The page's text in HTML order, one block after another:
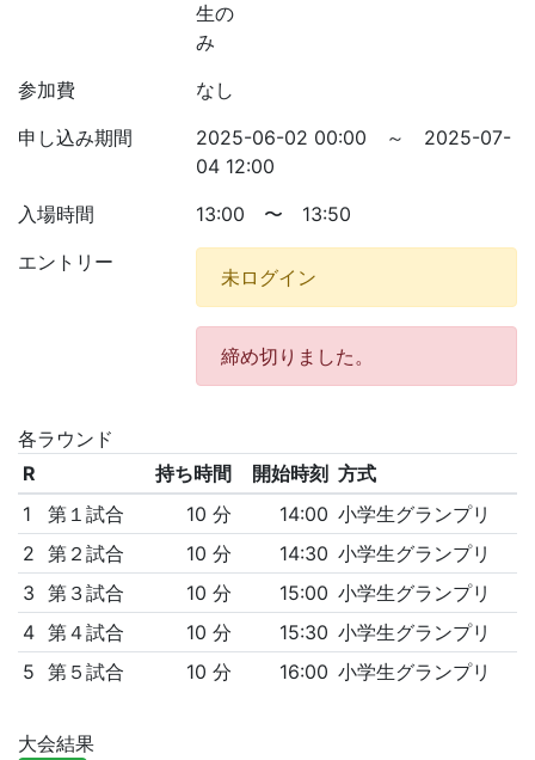
生の
み
参加費
なし
申し込み期間
2025-06-02 00:00 ～ 2025-07-
04 12:00
入場時間
13:00 〜 13:50
エントリー
未ログイン
締め切りました。
各ラウンド
R
持ち時間 開始時刻 方式
1
第１試合 10 分 14:00 小学生グランプリ
2 第２試合 10 分 14:30 小学生グランプリ
3 第３試合 10 分 15:00 小学生グランプリ
4 第４試合 10 分 15:30 小学生グランプリ
5 第５試合 10 分 16:00 小学生グランプリ
大会結果